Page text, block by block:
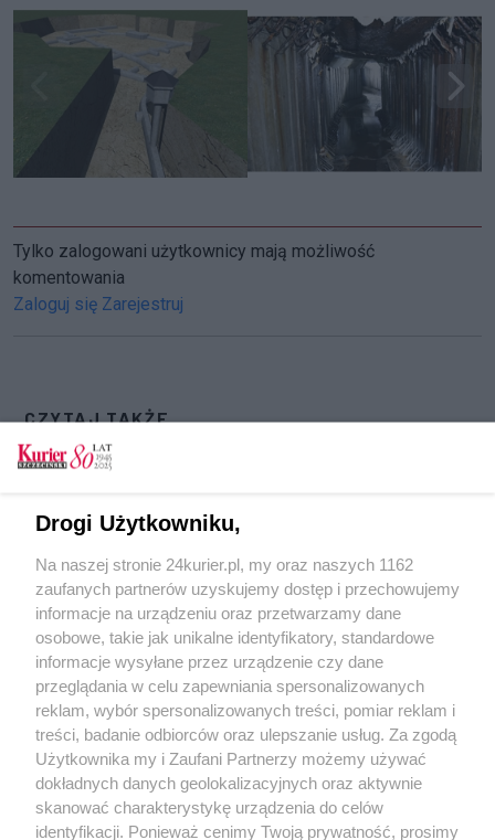
Tylko zalogowani użytkownicy mają możliwość
komentowania
Zaloguj się Zarejestruj
CZYTAJ TAKŻE
Podziemne Miasto jest nawiedzone?
Podziemne Miasto w Świnoujściu nowym
cudem Polski!
Podziemie otwarte
POGODA
16℃
Zobacz prognozę na 3 dni
Drogi Użytkowniku,
Na naszej stronie 24kurier.pl, my oraz naszych 1162
zaufanych partnerów uzyskujemy dostęp i przechowujemy
informacje na urządzeniu oraz przetwarzamy dane
osobowe, takie jak unikalne identyfikatory, standardowe
informacje wysyłane przez urządzenie czy dane
przeglądania w celu zapewniania spersonalizowanych
reklam, wybór spersonalizowanych treści, pomiar reklam i
treści, badanie odbiorców oraz ulepszanie usług. Za zgodą
Użytkownika my i Zaufani Partnerzy możemy używać
dokładnych danych geolokalizacyjnych oraz aktywnie
skanować charakterystykę urządzenia do celów
identyfikacji. Ponieważ cenimy Twoją prywatność, prosimy